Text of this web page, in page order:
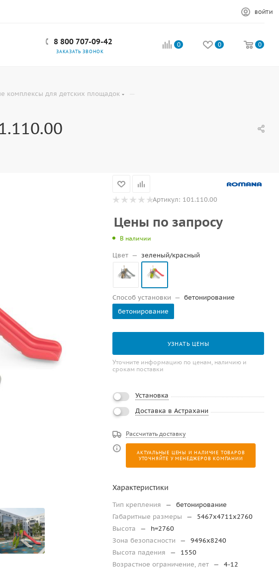
ВОЙТИ
8 800 707-09-42
ЗАКАЗАТЬ ЗВОНОК
0 0 0
комплексы для детских площадок —
Артикул: 101.110.00
Цены по запросу
В наличии
Цвет — зеленый/красный
Способ установки — бетонирование
бетонирование
УЗНАТЬ ЦЕНЫ
Уточните информацию по ценам, наличию и
срокам поставки
Установка
Доставка в Астрахани
Рассчитать доставку
АКТУАЛЬНЫЕ ЦЕНЫ И НАЛИЧИЕ ТОВАРОВ
УТОЧНЯЙТЕ У МЕНЕДЖЕРОВ КОМПАНИИ
Характеристики
Тип крепления —
бетонирование
Габаритные размеры
—
5467х4711х2760
Высота
—
h=2760
Зона безопасности
—
9496х8240
Высота падения
—
1550
Возрастное ограничение, лет — 4-12